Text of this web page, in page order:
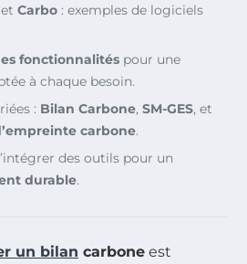
et Carbo : exemples de logiciels
fonctionnalités pour une
à chaque besoin.
: Bilan Carbone, SM-GES, et
carbone.
des outils pour un
durable.
un bilan carbone est